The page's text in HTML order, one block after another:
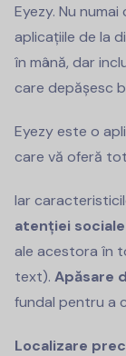
Eyezy. Nu
aplicațiile de la
în mână, dar
care depășesc
Eyezy este o
care vă oferă
Iar
atenției sociale
ale acestora în
text). Apăsare
fundal pentru a
Localizare